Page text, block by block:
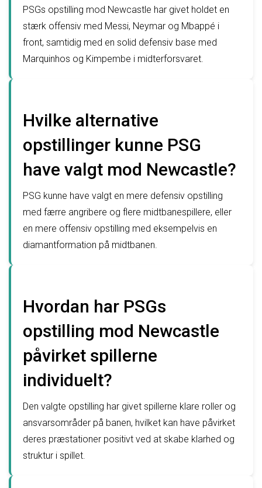
PSGs opstilling mod Newcastle har givet holdet en
stærk offensiv med Messi, Neymar og Mbappé i
front, samtidig med en solid defensiv base med
Marquinhos og Kimpembe i midterforsvaret.
Hvilke alternative
opstillinger kunne PSG
have valgt mod Newcastle?
PSG kunne have valgt en mere defensiv opstilling
med færre angribere og flere midtbanespillere, eller
en mere offensiv opstilling med eksempelvis en
diamantformation på midtbanen.
Hvordan har PSGs
opstilling mod Newcastle
påvirket spillerne
individuelt?
Den valgte opstilling har givet spillerne klare roller og
ansvarsområder på banen, hvilket kan have påvirket
deres præstationer positivt ved at skabe klarhed og
struktur i spillet.